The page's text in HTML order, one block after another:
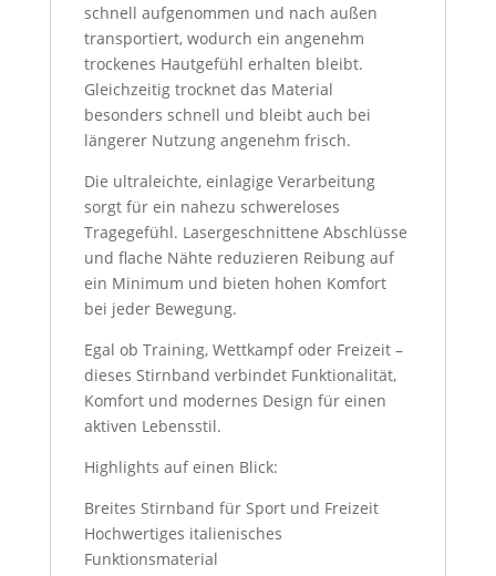
schnell aufgenommen und nach außen
transportiert, wodurch ein angenehm
trockenes Hautgefühl erhalten bleibt.
Gleichzeitig trocknet das Material
besonders schnell und bleibt auch bei
längerer Nutzung angenehm frisch.
Die ultraleichte, einlagige Verarbeitung
sorgt für ein nahezu schwereloses
Tragegefühl. Lasergeschnittene Abschlüsse
und flache Nähte reduzieren Reibung auf
ein Minimum und bieten hohen Komfort
bei jeder Bewegung.
Egal ob Training, Wettkampf oder Freizeit –
dieses Stirnband verbindet Funktionalität,
Komfort und modernes Design für einen
aktiven Lebensstil.
Highlights auf einen Blick:
Breites Stirnband für Sport und Freizeit
Hochwertiges italienisches
Funktionsmaterial